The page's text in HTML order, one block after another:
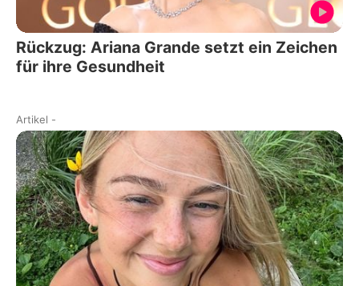
Rückzug: Ariana Grande setzt ein Zeichen
für ihre Gesundheit
Artikel -